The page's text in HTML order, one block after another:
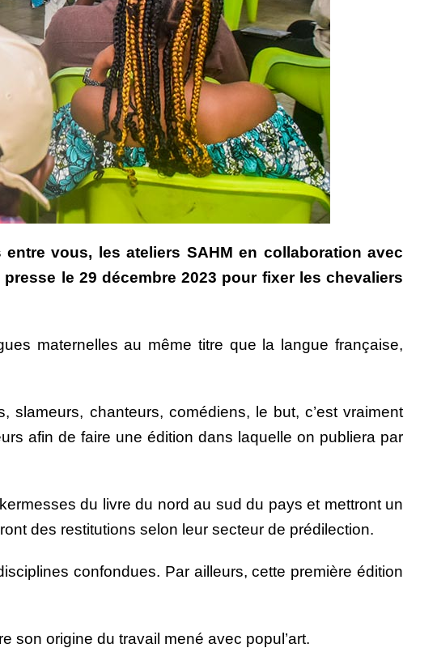
vous, les ateliers SAHM en collaboration avec
le 29 décembre 2023 pour fixer les chevaliers
maternelles au même titre que la langue française,
chanteurs, comédiens, le but, c’est vraiment
afin de faire une édition dans laquelle on publiera par
du livre du nord au sud du pays et mettront un
des restitutions selon leur secteur de prédilection.
confondues. Par ailleurs, cette première édition
son origine du travail mené avec popul’art.